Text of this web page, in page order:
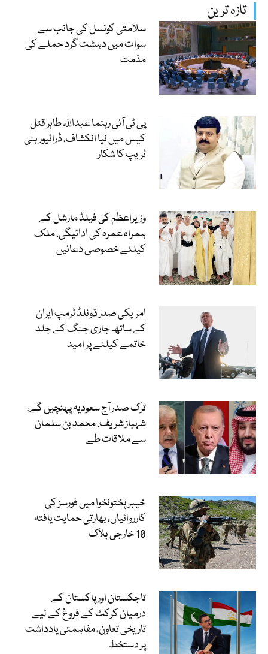
تازہ ترین
سلامتی کونسل کی جانب سے
سوات میں دہشت گرد حملے کی
مذمت
پی ٹی آئی رہنما عبداللہ طاہر قتل
کیس میں نیا انکشاف، ڈرائیور ہنی
ٹریپ کا شکار
وزیراعظم کی فیلڈ مارشل کے
ہمراہ عمرہ کی ادائیگی، ملک
کیلئے خصوصی دعائیں
امریکی صدر ڈونلڈ ٹرمپ ایران
کے ساتھ جاری جنگ کے جلد
خاتمے کیلئے پر امید
ترک صدر آج سعودیہ پہنچیں گے،
شہباز شریف، محمد بن سلمان
سے ملاقات طے
خیبرپختونخوا میں فورسز کی
کارروائیاں، بھارتی حمایت یافتہ
10 خارجی ہلاک
تاجکستان اور پاکستان کے
درمیان کرکٹ کے فروغ کے لیے
تاریخی تعاون، مفاہمتی یادداشت
پر دستخط